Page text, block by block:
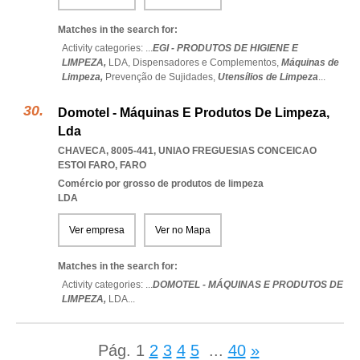
Matches in the search for:
Activity categories: ...EGI - PRODUTOS DE HIGIENE E
LIMPEZA, LDA, Dispensadores e Complementos, Máquinas de
Limpeza, Prevenção de Sujidades, Utensílios de Limpeza...
Domotel - Máquinas E Produtos De Limpeza,
Lda
CHAVECA, 8005-441, UNIAO FREGUESIAS CONCEICAO
ESTOI FARO, FARO
Comércio por grosso de produtos de limpeza
LDA
Ver empresa Ver no Mapa
Matches in the search for:
Activity categories: ...DOMOTEL - MÁQUINAS E PRODUTOS DE
LIMPEZA, LDA...
Pág. 1 2 3 4 5 ... 40 »